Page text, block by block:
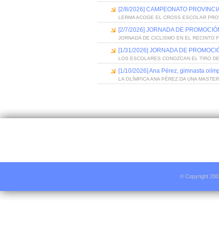
[2/8/2026] CAMPEONATO
LERMA ACOGE EL CROSS ESCOLAR
[2/7/2026] JORNADA DE
JORNADA DE CICLISMO EN EL RECINTO
[1/31/2026] JORNADA DE
LOS ESCOLARES CONOZCAN EL TIRO
[1/10/2026] Ana Pérez, gimnasta
LA OLÍMPICA ANA PÉREZ DA UNA
© Copyright